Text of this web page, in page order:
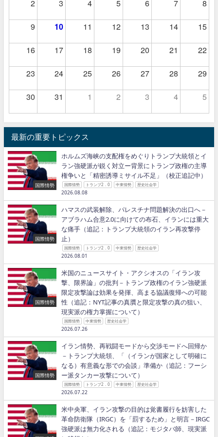
2 3 4 5 6 7 8
9 10 11 12 13 14 15
16 17 18 19 20 21 22
23 24 25 26 27 28 29
30 31 1 2 3 4 5
最新の重要トピックス
国際情勢
ホルムズ海峡の支配権をめぐりトランプ大統領とイ
ラン強硬派が鋭く対立ー背景にトランプ政権の主導
権争いと「精密誘導ミサイル不足」（校正追記中）
国際情勢 トランプ2．0 中東情勢 歴史社会学
2026.08.08
国際情勢
ハマスの武装解除、パレスチナ問題解決の出口へ－
アブラハム合意2.0に向けての布石、イランには重大
な痛手（追記：トランプ大統領のイラン再攻撃停
止）
国際情勢 トランプ2．0 中東情勢 歴史社会学
2026.08.01
国際情勢
米国のニュースサイト・アクシオスの「イラン攻
撃、限界論」の批判－トランプ政権のイラン強硬派
限定攻撃論は効果を発揮、高まる協議復帰への可能
性（追記：NYT記事の真贋と限定攻撃の真の狙い、
現実派の権力掌握について）
国際情勢 中東情勢 歴史社会学
2026.07.26
国際情勢
イラン情勢、再戦闘モードから交渉モードへ回帰か
－トランプ大統領、「（イランが国家として明確に
なる）有意義な形での会談」準備か（追記：フーシ
ー派タンカー攻撃について）
国際情勢 トランプ2．0 中東情勢 歴史社会学
2026.07.22
米中央軍、イラン攻撃の目的は覚書履行を妨害した
革命防衛隊（IRGC）を「罰するため」と明言－IRGC
強硬派は無力化される（追記：モジタバ師、現実派